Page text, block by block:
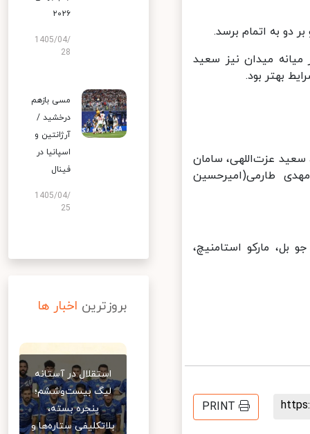
به اتمام برسد.
میدان نیز سعید
بهتر بود.
عزت‌اللهی، سامان
طارمی(امیرحسین
مارکو استامنیچ،
PRINT
۲۰۲۶
1405/04/
28
مسی بازهم
درخشید /
آرژانتین و
اسپانیا در
فینال
1405/04/
25
بروزترین اخبار ها
استقلال در آستانه
لیگ بیست‌وششم؛
پنجره بسته،
بلاتکلیفی ستاره‌ها و